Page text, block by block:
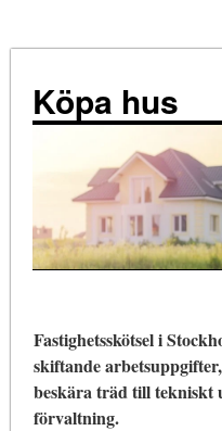
TIPS
NÄR KÖPA?
KOSTNADER
BLOGG
Köpa hus
Fastighetsskötsel i
skiftande
beskära träd till tekniskt
förvaltning.